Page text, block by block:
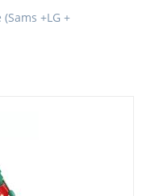
+LG +